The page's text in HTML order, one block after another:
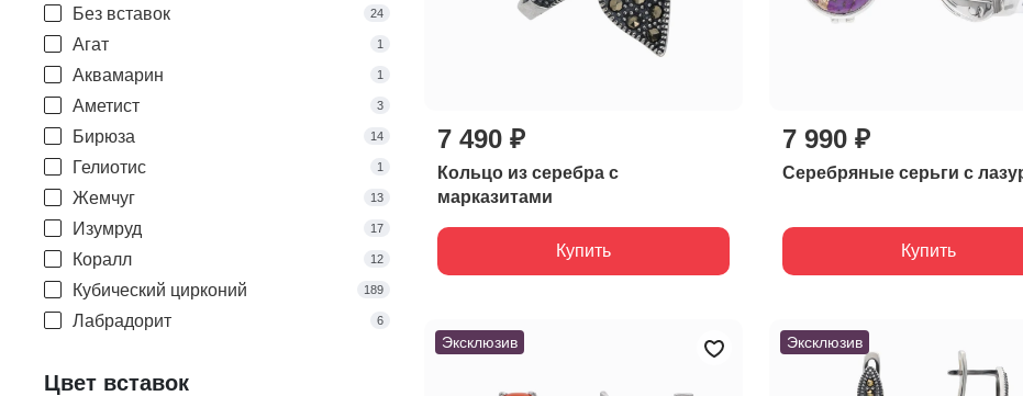
Без вставок 24
Агат 1
Аквамарин 1
Аметист 3
Бирюза 14
Гелиотис 1
Жемчуг 13
Изумруд 17
Коралл 12
Кубический цирконий 189
Лабрадорит 6
Малахит
Цвет вставок
7 490 ₽
Кольцо из серебра с
марказитами
Купить
7 990 ₽
Серебряные серьги с
Купить
Эксклюзив Эксклюзив